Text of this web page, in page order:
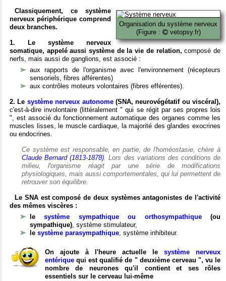
Organisation du système nerveux
(Figure :
vetopsy.fr)
Classiquement, ce système
nerveux périphérique comprend
deux branches.
1. Le système nerveux
somatique, appelé aussi système de la vie de relation, composé de
nerfs, mais aussi de ganglions, est associé :
aux rapports de l'organisme avec l'environnement (récepteurs
sensoriels, fibres afférentes)
aux contrôles moteurs volontaires (fibres efférentes).
2. Le système nerveux autonome(SNA, neurovégétatif ou viscéral),
c'est-à-dire involontaire (littéralement " qui se régit par ses propres lois
", est associé du fonctionnement automatique des organes comme les
muscles lisses, le muscle cardiaque, la majorité des glandes exocrines
ou endocrines.
Ce système est responsable, en partie, de l'homéostasie, chère à
Claude Bernard (1813-1878). Lors des variations des conditions de
milieu, l'organisme réagit par une série de modifications
physiologiques, mais aussi comportementales, qui lui permettent de
retrouver son équilibre.
Le SNA est composé de deux systèmes antagonistes de l'activité
des mêmes viscères :
lesystème sympathique ou orthosympathique(ou
sympathique), système stimulateur,
le système parasympathique, système inhibiteur.
On ajoute à l'heure actuelle le système nerveux
entérique qui est qualifié de " deuxième cerveau ", vu le
nombre de neurones qu'il contient et ses rôles
essentiels sur le cerveau lui-même